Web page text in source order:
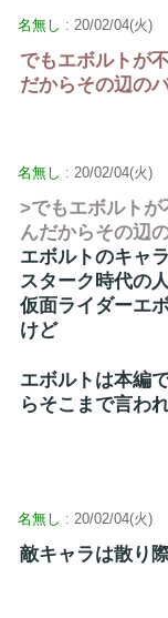
名無し : 20/02/04(火)
でもエボルトが
だからその辺の
名無し : 20/02/04(火)
>でもエボルト
んだからその辺
エボルトのキャ
スターク時代の
仮面ライダーエ
けど
エボルトは本編
らそこまで言わ
名無し : 20/02/04(火)
敵キャラは散り